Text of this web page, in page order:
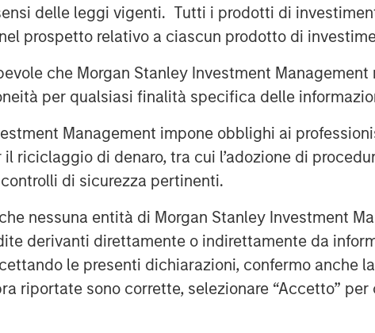
delle leggi vigenti. Tutti i prodotti di
prospetto relativo a ciascun prodotto di
che Morgan Stanley Investment
per qualsiasi finalità specifica delle
Management impone obblighi ai
riciclaggio di denaro, tra cui l’adozione di
di sicurezza pertinenti.
nessuna entità di Morgan Stanley Investment
derivanti direttamente o indirettamente da
le presenti dichiarazioni, confermo anche
riportate sono corrette, selezionare “Accetto”
driven environment that persisted for much of 2022 and
largely in response to inflation, interest rates and other
factors. 2024 has increasingly seen an environment
fundamentals. In fact, an internally maintained S&P 500
which quantifies the degree of shared risk and
has declined this year, suggesting that
on equity markets. This has coincided with an uptick
that fundamentals are increasingly influencing
which has resulted in increased opportunities for
to hedge fund strategies seeking to deliver skill-
Are Influencing Stock Prices Over